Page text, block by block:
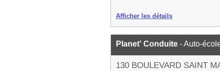
Afficher les détails
Planet' Conduite - Auto-
130 BOULEVARD SAINT